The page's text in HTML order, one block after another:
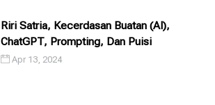
Riri Satria, Kecerdasan Buatan (AI),
ChatGPT, Prompting, Dan Puisi
Apr 13, 2024